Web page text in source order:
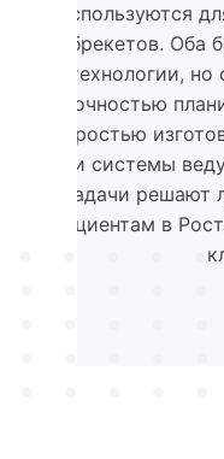
используются
брекетов. Оба
технологии,
точностью
скоростью
эти системы
задачи решают
пациентам в